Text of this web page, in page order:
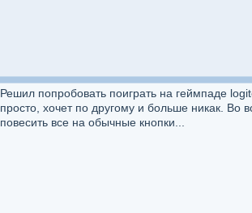
Решил попробовать поиграть на геймпаде
просто, хочет по другому и больше никак. Во
повесить все на обычные кнопки...